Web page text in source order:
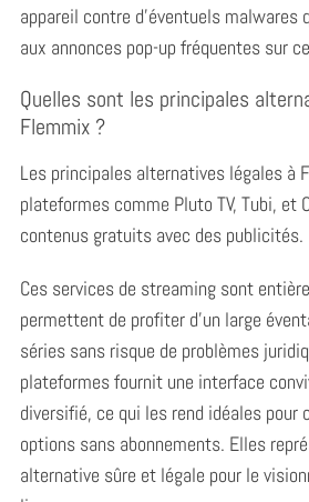
appareil contre d’éventuels malwares
aux annonces pop-up fréquentes sur
Quelles sont les principales
Flemmix ?
Les principales alternatives légales à
plateformes comme Pluto TV, Tubi, et
contenus gratuits avec des publicités.
Ces services de streaming sont
permettent de profiter d’un large
séries sans risque de problèmes
plateformes fournit une interface
diversifié, ce qui les rend idéales pour
options sans abonnements. Elles
alternative sûre et légale pour le